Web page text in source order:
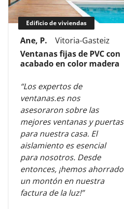
Edificio de viviendas
Ane, P.
Vitoria-Gasteiz
Ventanas fijas de PVC con
acabado en color madera
“Los expertos de
ventanas.es nos
asesoraron sobre las
mejores ventanas y puertas
para nuestra casa. El
aislamiento es esencial
para nosotros. Desde
entonces, ¡hemos ahorrado
un montón en nuestra
factura de la luz!”